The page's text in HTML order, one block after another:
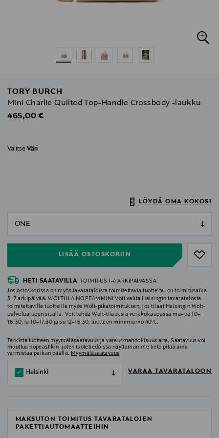
TORY BURCH
Mini Charlie Quilted Top-Handle Crossbody -laukku
Original Price
465,00 €
Valitse Väri
LÖYDÄ OMA KOKOSI
LISÄÄ OSTOSKORIIN
null
HETI SAATAVILLA TOIMITUS 1-4 ARKIPÄIVÄSSÄ
Jos ostoskorissa on myös tavarataloista toimitettavia tuotteita, on toimitusaika
3–7 arkipäivää. WOLTILLA NOPEAMMIN! Voit valita Helsingin tavaratalosta
toimitettaville tuotteille myös Wolt-pikatoimituksen, jos tilaat Helsingin Wolt-
palvelualueen sisällä. Voit tehdä Wolt-tilauksia verkkokaupassa ma–pe 10–
18.30, la 10–17.30 ja su 12–16.30, tuotteen minimiarvo 40 €.
Tarkista tuotteen myymäläsaatavuus ja varausmahdollisuus alta. Saatavuus voi
muuttua nopeastikin, joten tuotetiedoissa näyttämämme tieto pitää aina
varmistaa paikan päällä. Myymäläsaatavuus
Helsinki VARAA TAVARATALOON
MAKSUTON TOIMITUS TAVARATALOJEN
PAKETTIAUTOMAATTEIHIN